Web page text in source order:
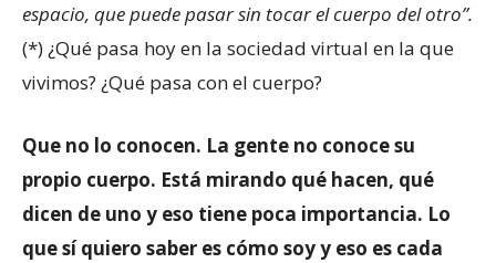
espacio, que puede pasar sin tocar el cuerpo del otro”.
(*) ¿Qué pasa hoy en la sociedad virtual en la que
vivimos? ¿Qué pasa con el cuerpo?
Que no lo conocen. La gente no conoce su
propio cuerpo. Está mirando qué hacen, qué
dicen de uno y eso tiene poca importancia. Lo
que sí quiero saber es cómo soy y eso es cada